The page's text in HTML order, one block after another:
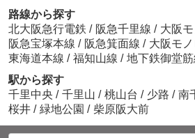
路線から探す
北大阪急行電鉄 / 阪急千里線 / 大阪
阪急宝塚本線 / 阪急箕面線 / 大阪モ
東海道本線 / 福知山線 / 地下鉄御堂筋
駅から探す
千里中央 / 千里山 / 桃山台 / 少路 / 南
桜井 / 緑地公園 / 柴原阪大前